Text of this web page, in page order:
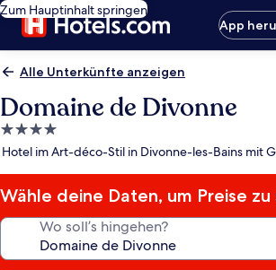
Zum Hauptinhalt springen
App
Alle Unterkünfte anzeigen
Domaine de Divonne
4.0-
Sterne-
Hotel im Art-déco-Stil in Divonne-les-Bains mit
Wähle deine Daten, um Preise zu
Wo soll’s hingehen?